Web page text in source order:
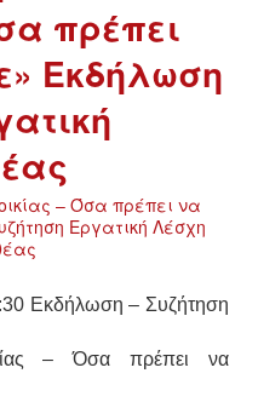
πρέπει
Εκδήλωση
Εκδήλωση – Συζήτηση
– Όσα πρέπει να